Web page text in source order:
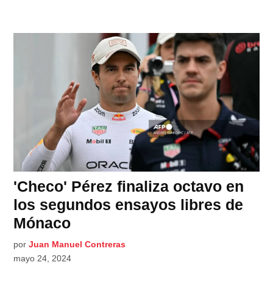
'Checo' Pérez finaliza octavo en
los segundos ensayos libres de
Mónaco
por Juan Manuel Contreras
mayo 24, 2024